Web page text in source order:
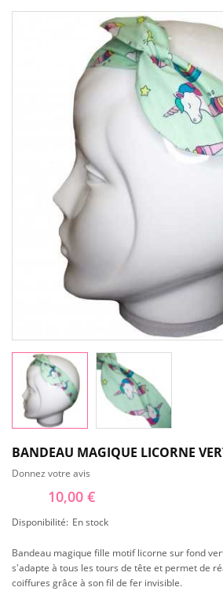
BANDEAU MAGIQUE LICORNE
Donnez votre avis
10,00 €
Disponibilité: En stock
Bandeau magique fille motif licorne sur fond
s'adapte à tous les tours de tête et permet de
coiffures grâce à son fil de fer invisible.